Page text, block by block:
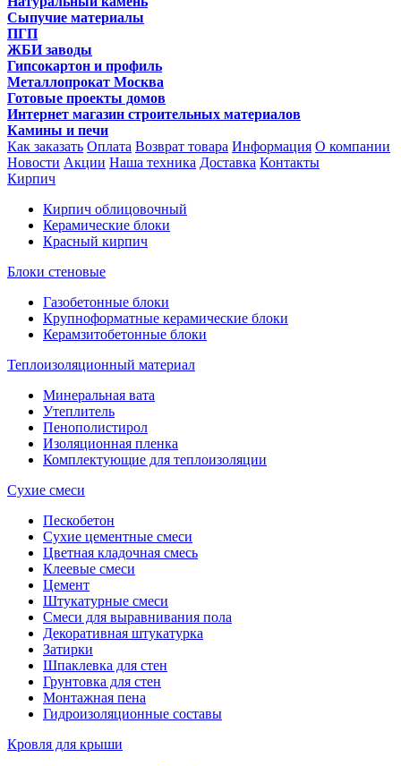
Сыпучие материалы
ПГП
ЖБИ заводы
Гипсокартон и профиль
Металлопрокат Москва
Готовые проекты домов
Интернет магазин строительных материалов
Камины и печи
Как заказать Оплата Возврат товара Информация О компании
Новости Акции Наша техника Доставка Контакты
Кирпич
Кирпич облицовочный
Керамические блоки
Красный кирпич
Блоки стеновые
Газобетонные блоки
Крупноформатные керамические блоки
Керамзитобетонные блоки
Теплоизоляционный материал
Минеральная вата
Утеплитель
Пенополистирол
Изоляционная пленка
Комплектующие для теплоизоляции
Сухие смеси
Пескобетон
Сухие цементные смеси
Цветная кладочная смесь
Клеевые смеси
Цемент
Штукатурные смеси
Смеси для выравнивания пола
Декоративная штукатурка
Затирки
Шпаклевка для стен
Грунтовка для стен
Монтажная пена
Гидроизоляционные составы
Кровля для крыши